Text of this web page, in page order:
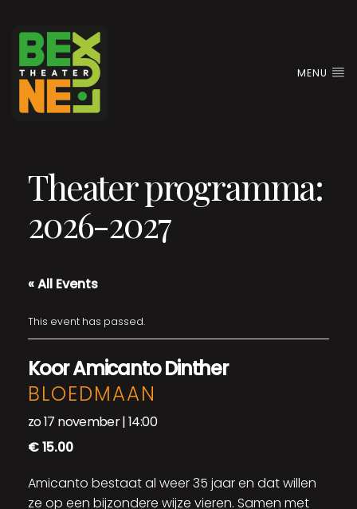
MENU
Theater programma:
2026-2027
« All Events
This event has passed.
Koor Amicanto Dinther
BLOEDMAAN
zo 17 november | 14:00
€ 15.00
Amicanto bestaat al weer 35 jaar en dat willen
ze op een bijzondere wijze vieren. Samen met